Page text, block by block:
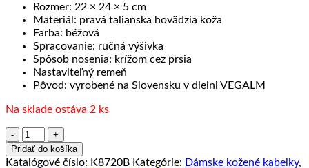
Rozmer: 22 × 24 × 5 cm
Materiál: pravá talianska hovädzia koža
Farba: béžová
Spracovanie: ručná výšivka
Spôsob nosenia: krížom cez prsia
Nastaviteľný remeň
Pôvod: vyrobené na Slovensku v dielni VEGALM
Na sklade ostáva 2 ks
množstvo
Ručne
vyšívaná
Pridať do košíka
Katalógové číslo: K8720B Kategórie: Dámske kožené kabelky,